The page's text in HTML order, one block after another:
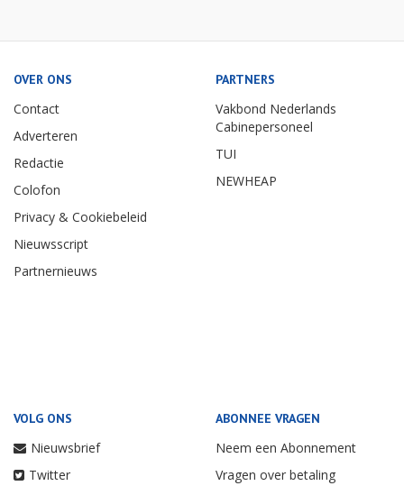
OVER ONS
Contact
Adverteren
Redactie
Colofon
Privacy & Cookiebeleid
Nieuwsscript
Partnernieuws
PARTNERS
Vakbond Nederlands
Cabinepersoneel
TUI
NEWHEAP
VOLG ONS
Nieuwsbrief
Twitter
ABONNEE VRAGEN
Neem een Abonnement
Vragen over betaling